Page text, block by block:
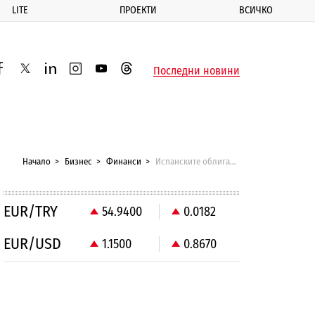
LITE ПРОЕКТИ ВСИЧКО
twitterlinkedininstagram
youtubethreadsПоследни новини
Начало Бизнес Финанси Испанските облигации продължават да поевтиняват
EUR/TRY 54.9400 0.0182
EUR/USD 1.1500 0.8670